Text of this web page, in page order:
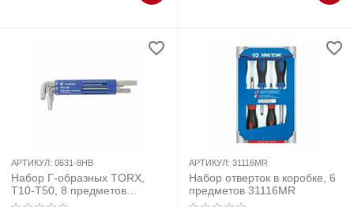
АРТИКУЛ: 0631-8HB
Набор Г-образных TORX,
Т10-Т50, 8 предметов
МАСТАК 0631-8HB
АРТИКУЛ: 31116MR
Набор отверток в коробке, 6
предметов 31116MR